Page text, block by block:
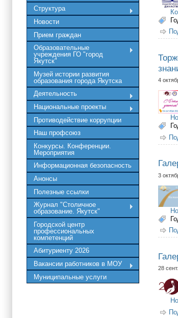
Структура
Новости
Прием граждан
Образовательные
учреждения ГО "город
Якутск"
Музей истории развития
образования города Якутска
Деятельность
Национальные проекты
Противодействие коррупции
Наш профсоюз
Конкурсы. Конференции.
Мероприятия
Информационная безопасность
Анонсы
Полезные ссылки
Журнал "Столичное
образование. Якутск"
Городской центр
профессиональных
компетенций
Абитуриенту 2026
Вакансии работников в МОУ
Муниципальные услуги
4
3
28